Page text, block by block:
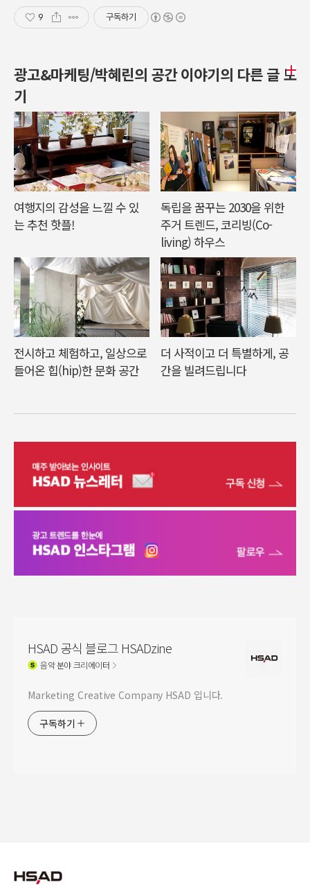
9 구독하기
광고&마케팅/박혜린의 공간 이야기의 다른 글 보
기
여행지의 감성을 느낄 수 있
는 추천 핫플!
독립을 꿈꾸는 2030을 위한
주거 트렌드, 코리빙(Co-
living) 하우스
전시하고 체험하고, 일상으로
들어온 힙(hip)한 문화 공간
더 사적이고 더 특별하게, 공
간을 빌려드립니다
HSAD 공식 블로그 HSADzine
음악분야 크리에이터
Marketing Creative Company HSAD 입니다.
구독하기